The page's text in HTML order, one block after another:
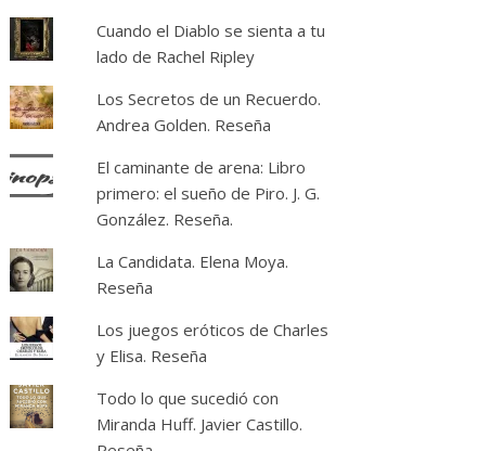
Cuando el Diablo se sienta a tu
lado de Rachel Ripley
Los Secretos de un Recuerdo.
Andrea Golden. Reseña
El caminante de arena: Libro
primero: el sueño de Piro. J. G.
González. Reseña.
La Candidata. Elena Moya.
Reseña
Los juegos eróticos de Charles
y Elisa. Reseña
Todo lo que sucedió con
Miranda Huff. Javier Castillo.